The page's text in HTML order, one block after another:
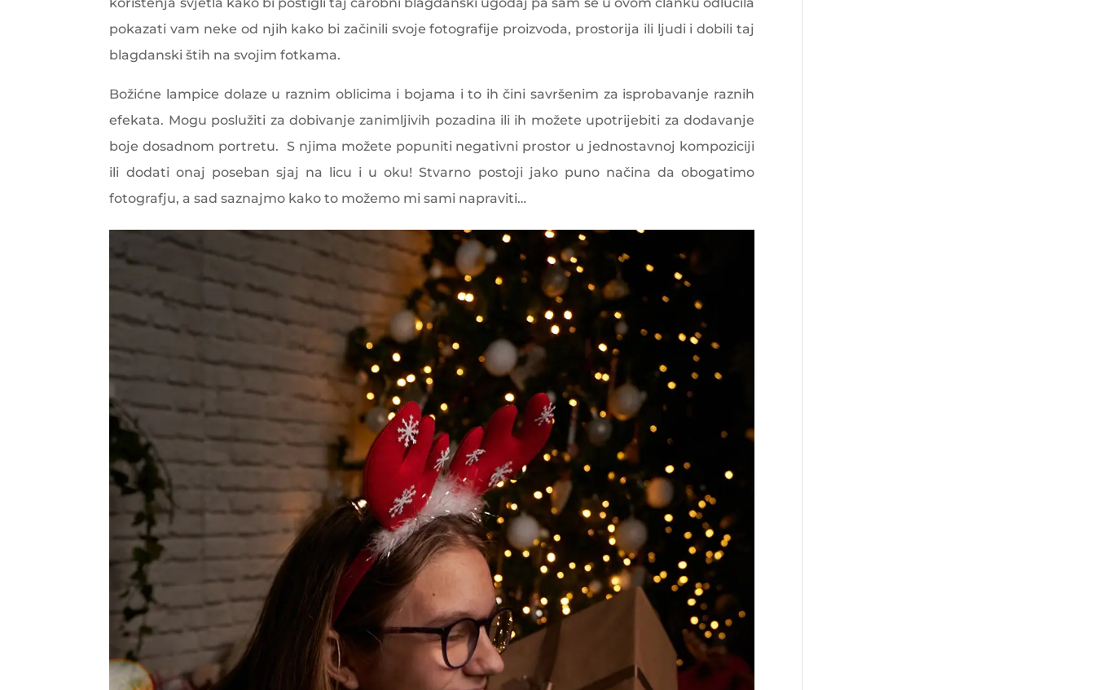
pokazati vam neke od njih kako bi začinili svoje fotografije proizvoda, prostorija ili ljudi i dobili taj
blagdanski štih na svojim fotkama.
Božićne lampice dolaze u raznim oblicima i bojama i to ih čini savršenim za isprobavanje raznih
efekata. Mogu poslužiti za dobivanje zanimljivih pozadina ili ih možete upotrijebiti za dodavanje
boje dosadnom portretu. S njima možete popuniti negativni prostor u jednostavnoj kompoziciji
ili dodati onaj poseban sjaj na licu i u oku! Stvarno postoji jako puno načina da obogatimo
fotografju, a sad saznajmo kako to možemo mi sami napraviti…